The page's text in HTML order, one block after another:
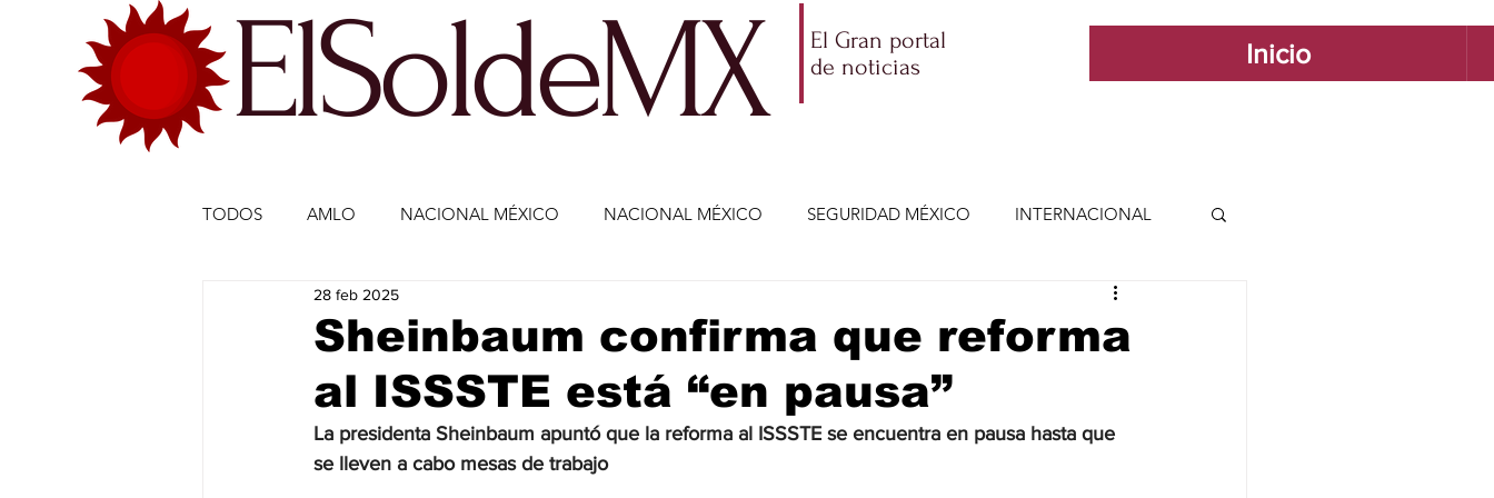
ElSoldeMX
El Gran portal
de noticias
Inicio
TODOS AMLO NACIONAL MÉXICO NACIONAL MÉXICO SEGURIDAD MÉXICO INTERNACIONAL
ECONOMÍA MÉXICO ECONOMÍA INTERNACIONAL
DEPORTES DEPORTES CIENCIA Y TECNOLOGÍA ENTRETENIMIENTO
ENTRETENIMIENTO
Sheinbaum confirma que reforma
al ISSSTE está “en pausa”
28 feb 2025
La presidenta Sheinbaum apuntó que la reforma al ISSSTE se encuentra en pausa hasta que
se lleven a cabo mesas de trabajo